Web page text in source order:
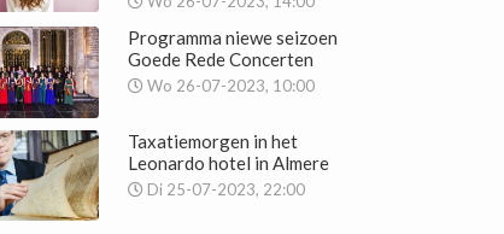
Programma niewe seizoen
Goede Rede Concerten
Wo 26-07-2023, 10:00
Taxatiemorgen in het
Leonardo hotel in Almere
Di 25-07-2023, 22:00